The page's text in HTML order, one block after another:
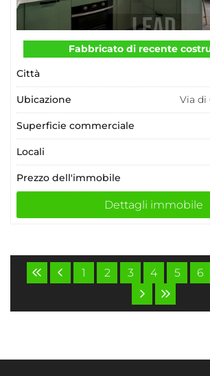
Fabbricato di recente
Città
Ubicazione Via di
Superficie commerciale
Locali
Prezzo dell'immobile
Dettagli immobile
1 2 3 4 5 6